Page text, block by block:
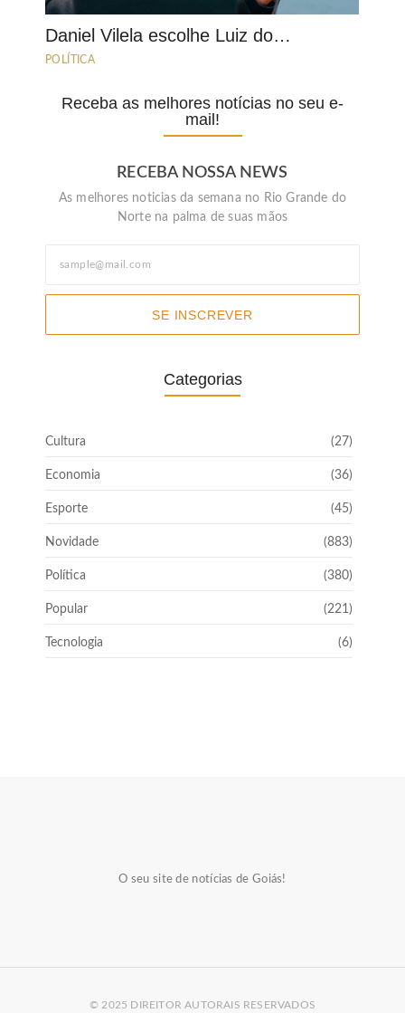
Daniel Vilela escolhe Luiz do…
POLÍTICA
Receba as melhores notícias no seu e-
mail!
RECEBA NOSSA NEWS
As melhores noticias da semana no Rio Grande do
Norte na palma de suas mãos
SE INSCREVER
Categorias
Cultura (27)
Economia (36)
Esporte (45)
Novidade (883)
Política (380)
Popular (221)
Tecnologia (6)
O seu site de notícias de Goiás!
© 2025 DIREITOR AUTORAIS RESERVADOS